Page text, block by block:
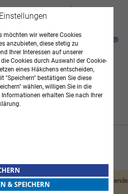
Leider können wir keine
finden.
möchten wir weitere Cookies
anzubieten, diese stetig zu
Ihrer Interessen auf unserer
Cookies durch Auswahl der Cookie-
eines Häkchens entscheiden,
"Speichern" bestätigen Sie diese
wählen, willigen Sie in die
erhalten Sie nach Ihrer
& SPEICHERN